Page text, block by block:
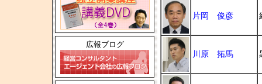
広報ブログ
片岡 俊彦
川原 拓馬